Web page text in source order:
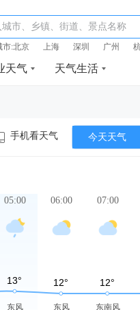
城市、乡镇、街道、景点名称
市:北京 上海 深圳 广州
天气 天气生活
手机看天气 今天天气
05:00
东风
06:00
东风
07:00
东南风